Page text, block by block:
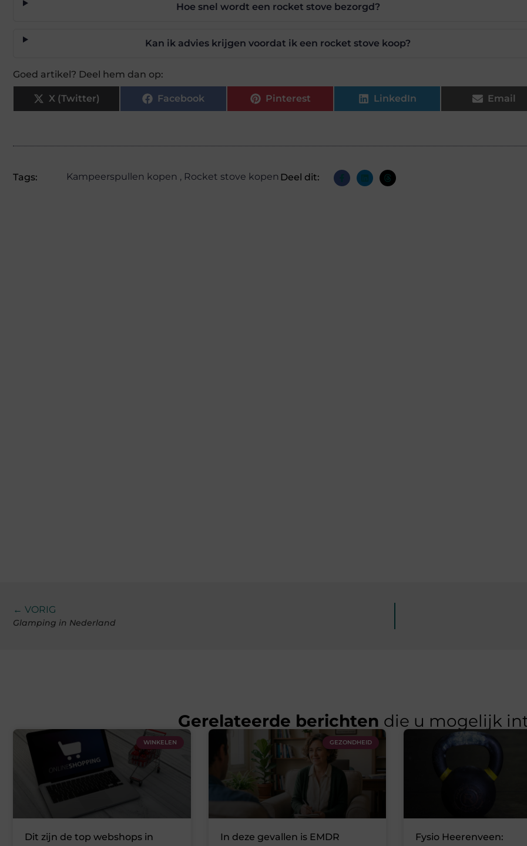
Hoe snel wordt een rocket stove bezorgd?
Kan ik advies krijgen voordat ik een rocket stove koop?
Goed artikel? Deel hem dan op:
X (Twitter) Facebook Pinterest LinkedIn Email
Tags: Kampeerspullen kopen , Rocket stove kopen Deel dit:
← VORIG
Glamping in Nederland
Gerelateerde berichten die u mogelijk
WINKELEN
Dit zijn de top webshops in
GEZONDHEID
In deze gevallen is EMDR
Fysio Heerenveen: